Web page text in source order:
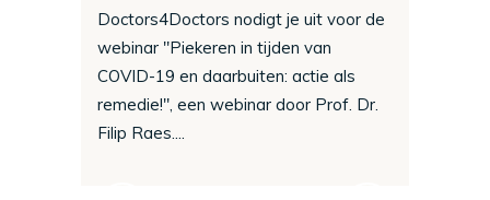
Doctors4Doctors nodigt je uit voor de
webinar "Piekeren in tijden van
COVID-19 en daarbuiten: actie als
remedie!", een webinar door Prof. Dr.
Filip Raes....